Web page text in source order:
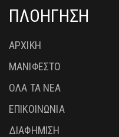
ΠΛΟΗΓΗΣΗ
ΑΡΧΙΚΗ
ΜΑΝΙΦΕΣΤΟ
ΟΛΑ ΤΑ ΝΕΑ
ΕΠΙΚΟΙΝΩΝΙΑ
ΔΙΑΦΗΜΙΣΗ